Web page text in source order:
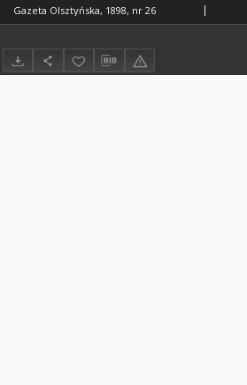
Gazeta Olsztyńska, 1898, nr 26